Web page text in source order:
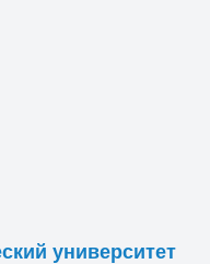
университет